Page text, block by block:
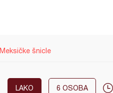
Meksičke šnicle
LAKO 6 OSOBA